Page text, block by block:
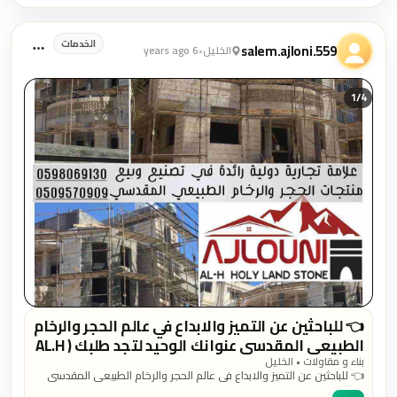
salem.ajloni.559 الخليل•
6 years ago الخدمات
1/4
👈 للباحثين عن التميز والابداع في عالم الحجر والرخام
الطبيعي المقدسي عنوانك الوحيد لتجد طلبك ( AL.H
STONE ) | الحجر والرخام الطبيعي المقدسي | 🏛 ،،، ✔
دقة في الانتاج ،،، ✔ التزام دقيق في المواعيد ،،،...
بناء و مقاولات • الخليل
👈 للباحثين عن التميز والابداع في عالم الحجر والرخام الطبيعي المقدسي
عنوانك الوحيد لتجد طلبك ( AL.H STONE ) | الحجر والرخام الطبيعي